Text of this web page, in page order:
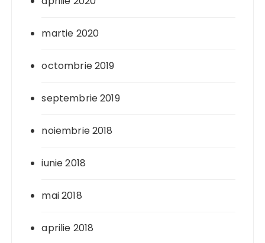
martie 2020
octombrie 2019
septembrie 2019
noiembrie 2018
iunie 2018
mai 2018
aprilie 2018